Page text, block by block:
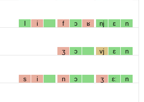
l i f ɔ ʁ nj ɛ n
ʒ ɔ vj ɛ n
s i n ɔ ʒ ɛː n